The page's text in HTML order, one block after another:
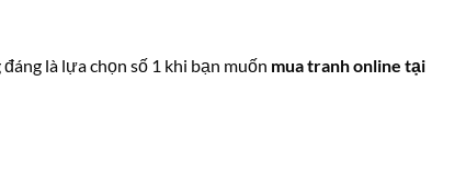
là lựa chọn số 1 khi bạn muốn mua tranh online tại